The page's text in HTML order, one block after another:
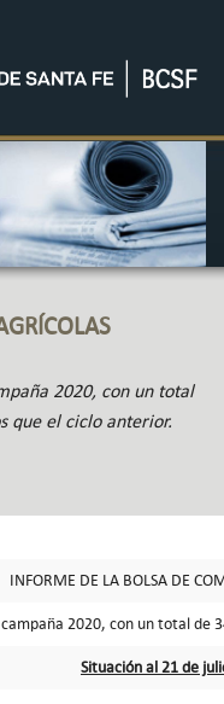
2020, con un total
que el ciclo anterior.
INFORME DE LA BOLSA DE
2020, con un total de
Situación al 21 de